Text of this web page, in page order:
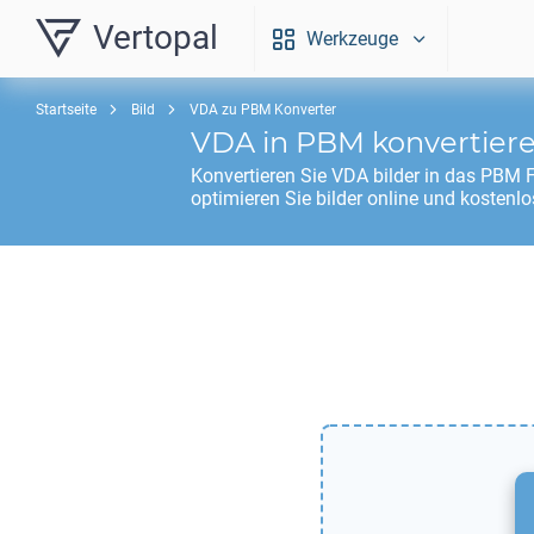
Vertopal Werkzeuge
Startseite Bild VDA zu PBM Konverter
VDA in PBM
Konvertieren Sie VDA bilder in das PBM
optimieren Sie bilder online und